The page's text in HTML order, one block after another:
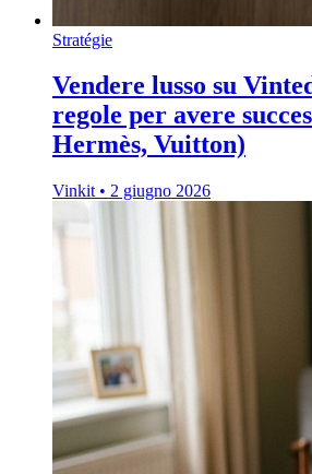
Stratégie
Vendere lusso su
regole per avere
Hermès, Vuitton)
Vinkit • 2 giugno 2026